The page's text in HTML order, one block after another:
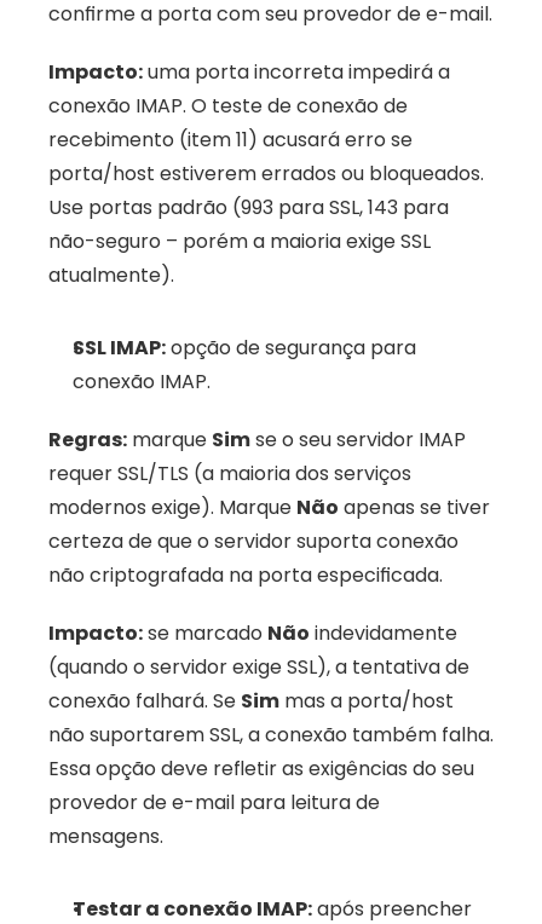
confirme a porta com seu provedor de e-mail.
Impacto: uma porta incorreta impedirá a
conexão IMAP. O teste de conexão de
recebimento (item 11) acusará erro se
porta/host estiverem errados ou bloqueados.
Use portas padrão (993 para SSL, 143 para
não-seguro – porém a maioria exige SSL
atualmente).
SSL IMAP: opção de segurança para
conexão IMAP.
Regras: marque Sim se o seu servidor IMAP
requer SSL/TLS (a maioria dos serviços
modernos exige). Marque Não apenas se tiver
certeza de que o servidor suporta conexão
não criptografada na porta especificada.
Impacto: se marcado Não indevidamente
(quando o servidor exige SSL), a tentativa de
conexão falhará. Se Sim mas a porta/host
não suportarem SSL, a conexão também falha.
Essa opção deve refletir as exigências do seu
provedor de e-mail para leitura de
mensagens.
Testar a conexão IMAP: após preencher